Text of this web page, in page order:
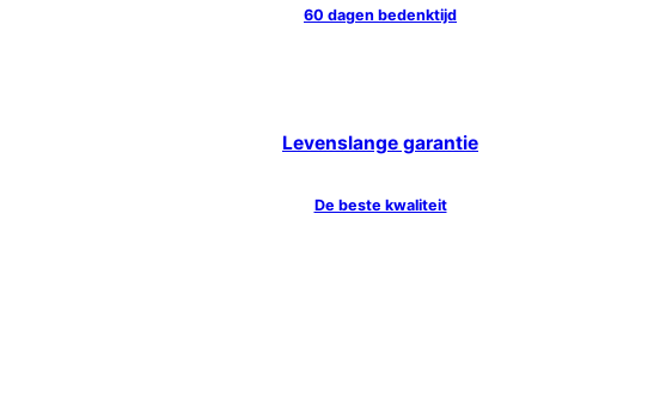
60 dagen bedenktijd
Levenslange garantie
De beste kwaliteit